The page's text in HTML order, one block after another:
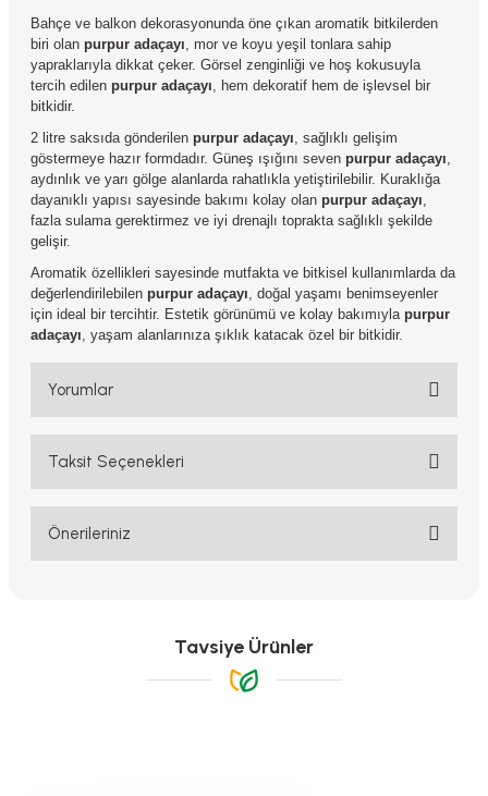
Bahçe ve balkon dekorasyonunda öne çıkan aromatik bitkilerden
biri olan purpur adaçayı, mor ve koyu yeşil tonlara sahip
yapraklarıyla dikkat çeker. Görsel zenginliği ve hoş kokusuyla
tercih edilen purpur adaçayı, hem dekoratif hem de işlevsel bir
bitkidir.
2 litre saksıda gönderilen purpur adaçayı, sağlıklı gelişim
göstermeye hazır formdadır. Güneş ışığını seven purpur adaçayı,
aydınlık ve yarı gölge alanlarda rahatlıkla yetiştirilebilir. Kuraklığa
dayanıklı yapısı sayesinde bakımı kolay olan purpur adaçayı,
fazla sulama gerektirmez ve iyi drenajlı toprakta sağlıklı şekilde
gelişir.
Aromatik özellikleri sayesinde mutfakta ve bitkisel kullanımlarda da
değerlendirilebilen purpur adaçayı, doğal yaşamı benimseyenler
için ideal bir tercihtir. Estetik görünümü ve kolay bakımıyla purpur
adaçayı, yaşam alanlarınıza şıklık katacak özel bir bitkidir.
Yorumlar
Bu ürüne ilk yorumu siz yapın!
Taksit Seçenekleri
Önerileriniz
Görüş ve önerileriniz için teşekkür ederiz.
Ürün resmi kalitesiz, bozuk veya görüntülenemiyor.
Tavsiye Ürünler